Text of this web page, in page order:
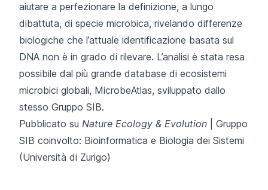
aiutare a perfezionare la definizione, a lungo
dibattuta, di specie microbica, rivelando differenze
biologiche che l’attuale identificazione basata sul
DNA non è in grado di rilevare. L’analisi è stata resa
possibile dal più grande database di ecosistemi
microbici globali, MicrobeAtlas, sviluppato dallo
stesso Gruppo SIB.
Pubblicato su Nature Ecology & Evolution | Gruppo
SIB coinvolto: Bioinformatica e Biologia dei Sistemi
(Università di Zurigo)